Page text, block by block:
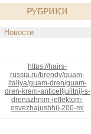
Рубрики
Новости
https://hairs-
russia.ru/brendy/guam-
italiya/guam-dren/guam-
dren-krem-anticelljulitnij-s-
drenazhnim-jeffektom-
osvezhajushhij-200-ml